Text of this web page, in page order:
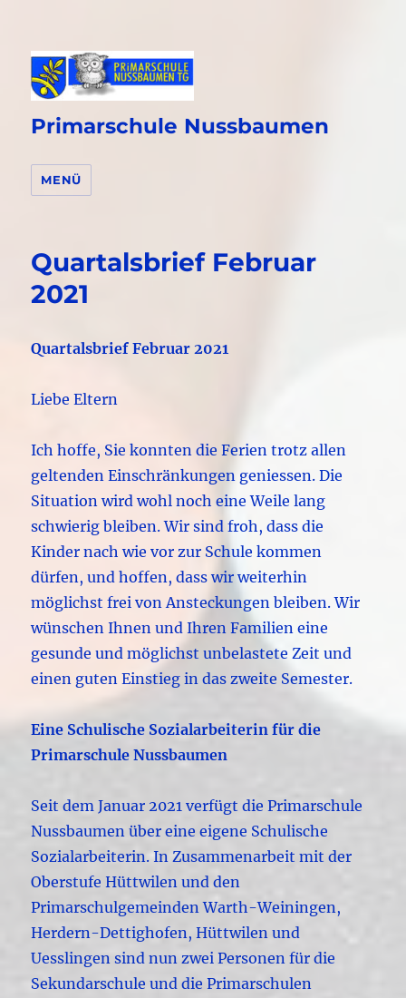
Primarschule Nussbaumen
MENÜ
Quartalsbrief Februar
2021
Quartalsbrief Februar 2021
Liebe Eltern
Ich hoffe, Sie konnten die Ferien trotz allen
geltenden Einschränkungen geniessen. Die
Situation wird wohl noch eine Weile lang
schwierig bleiben.Wir sind froh, dass die
Kinder nach wie vor zur Schule kommen
dürfen, und hoffen, dass wir weiterhin
möglichst frei von Ansteckungen bleiben. Wir
wünschen Ihnen und Ihren Familien eine
gesunde und möglichst unbelastete Zeit und
einen guten Einstieg in das zweite Semester.
Eine Schulische Sozialarbeiterin für die
Primarschule Nussbaumen
Seit dem Januar 2021 verfügt die Primarschule
Nussbaumen über eine eigene Schulische
Sozialarbeiterin. In Zusammenarbeit mit der
Oberstufe Hüttwilen und den
Primarschulgemeinden Warth-Weiningen,
Herdern-Dettighofen, Hüttwilen und
Uesslingen sind nun zwei Personen für die
Sekundarschule und die Primarschulen